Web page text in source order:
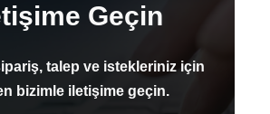
Geçin
talep ve istekleriniz için
bizimle iletişime geçin.